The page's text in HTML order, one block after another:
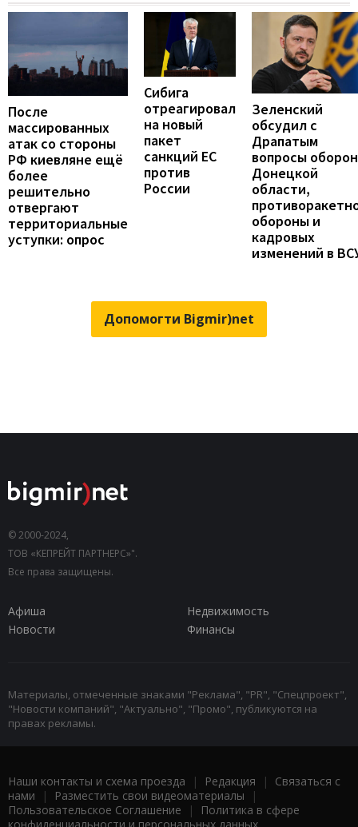
После
массированных
атак со стороны
РФ киевляне ещё
более
решительно
отвергают
территориальные
уступки: опрос
Сибига
отреагировал
на новый
пакет
санкций ЕС
против
России
Зеленский
обсудил с
Драпатым
вопросы
Донецкой
области,
обороны и
кадровых
изменений в
Допомогти Bigmir)net
© 2000-2024,
ТОВ «КЕПРЕЙТ ПАРТНЕРС»".
Все права защищены.
Афиша
Недвижимость
Новости
Финансы
Материалы, отмеченные знаками "Реклама", "PR", "Спецпроект",
"Новости компаний", "Актуально", "Промо", публикуются на
правах рекламы.
Наши контакты и схема проезда | Редакция | Связаться с
нами | Разместить свои видеоматериалы |
Пользовательское Соглашение |
Политика в сфере